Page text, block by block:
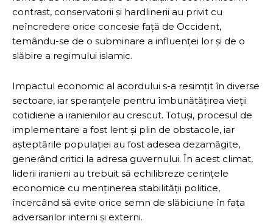
contrast, conservatorii și hardlinerii au privit cu
neîncredere orice concesie față de Occident,
temându-se de o subminare a influenței lor și de o
slăbire a regimului islamic.
Impactul economic al acordului s-a resimțit în diverse
sectoare, iar speranțele pentru îmbunătățirea vieții
cotidiene a iranienilor au crescut. Totuși, procesul de
implementare a fost lent și plin de obstacole, iar
așteptările populației au fost adesea dezamăgite,
generând critici la adresa guvernului. În acest climat,
liderii iranieni au trebuit să echilibreze cerințele
economice cu menținerea stabilității politice,
încercând să evite orice semn de slăbiciune în fața
adversarilor interni și externi.